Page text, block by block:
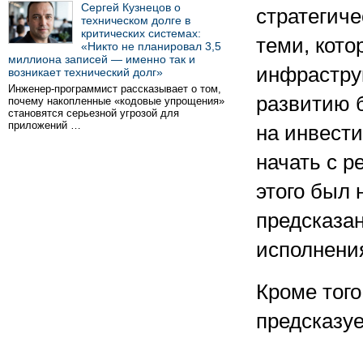
Сергей Кузнецов о
техническом долге в
критических системах:
«Никто не планировал 3,5
миллиона записей — именно так и
возникает технический долг»
Инженер-программист рассказывает о том,
почему накопленные «кодовые упрощения»
становятся серьезной угрозой для
приложений …
теми,
развитию
на
начать с
этого был
Кроме